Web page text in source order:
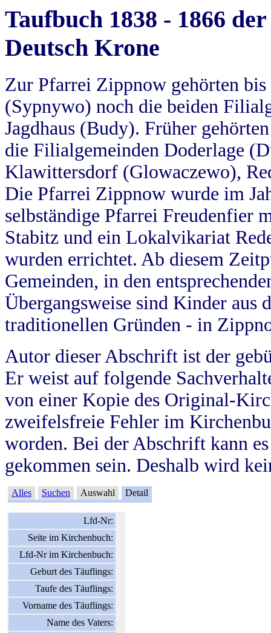
Taufbuch 1838 - 1866
Deutsch Krone
Zur Pfarrei Zippnow gehörten
(Sypnywo) noch die beiden
Jagdhaus (Budy). Früher
die Filialgemeinden Doderlage
Klawittersdorf (Glowaczewo),
Die Pfarrei Zippnow wurde im
selbständige Pfarrei Freudenfier
Stabitz und ein Lokalvikariat
wurden errichtet. Ab diesem
Gemeinden, in den
Übergangsweise sind Kinder aus
traditionellen Gründen - in
Autor dieser Abschrift ist der
Er weist auf folgende
von einer Kopie des Original-
zweifelsfreie Fehler im
worden. Bei der Abschrift kann
gekommen sein. Deshalb wird
Alles Suchen Auswahl Detail
Lfd-Nr:
Seite im Kirchenbuch:
Lfd-Nr im Kirchenbuch:
Geburt des Täuflings:
Taufe des Täuflings:
Vorname des Täuflings:
Name des Vaters: